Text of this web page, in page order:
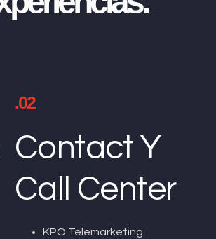
.02
Contact Y
Call Center
KPO Telemarketing